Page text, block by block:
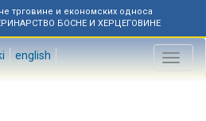
трговине и економских односа
БОСНЕ И ХЕРЦЕГОВИНЕ
english
Toggle